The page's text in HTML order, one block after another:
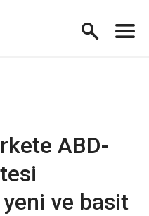
ABD-
ve basit